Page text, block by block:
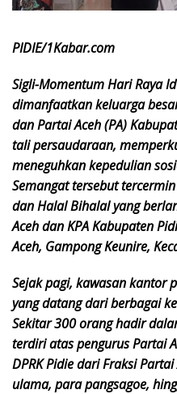
PIDIE/1Kabar.com
Sigli-Momentum Hari Raya
dimanfaatkan keluarga
dan Partai Aceh (PA)
tali persaudaraan,
meneguhkan kepedulian
Semangat tersebut
dan Halal Bihalal yang
Aceh dan KPA Kabupaten
Aceh, Gampong Keunire,
Sejak pagi, kawasan kantor
yang datang dari berbagai
Sekitar 300 orang hadir
terdiri atas pengurus Partai
DPRK Pidie dari Fraksi
ulama, para pangsagoe,